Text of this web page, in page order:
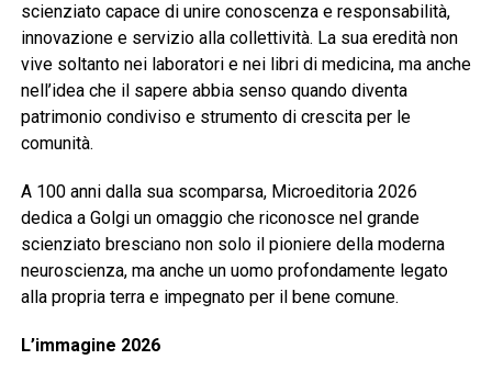
scienziato capace di unire conoscenza e responsabilità,
innovazione e servizio alla collettività. La sua eredità non
vive soltanto nei laboratori e nei libri di medicina, ma anche
nell’idea che il sapere abbia senso quando diventa
patrimonio condiviso e strumento di crescita per le
comunità.
A 100 anni dalla sua scomparsa, Microeditoria 2026
dedica a Golgi un omaggio che riconosce nel grande
scienziato bresciano non solo il pioniere della moderna
neuroscienza, ma anche un uomo profondamente legato
alla propria terra e impegnato per il bene comune.
L’immagine 2026